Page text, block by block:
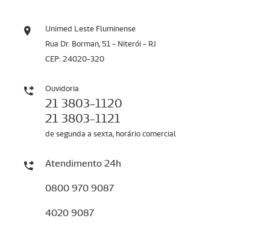
Unimed Leste Fluminense
Rua Dr. Borman, 51 - Niterói - RJ
CEP: 24020-320
Ouvidoria
21 3803-1120
21 3803-1121
de segunda a sexta, horário comercial
Atendimento 24h
0800 970 9087
4020 9087